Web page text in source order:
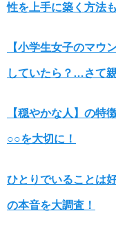
性を上手に築く方法
【小学生女子のマウ
していたら？…さて
【穏やかな人】の特
○○を大切に！
ひとりでいることは
の本音を大調査！